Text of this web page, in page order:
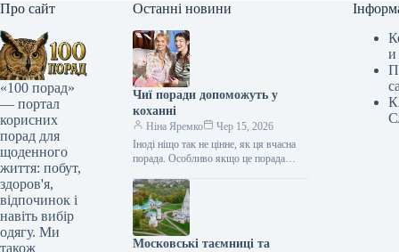
Про сайт
«100 порад»
— портал
корисних
порад для
щоденного
життя: побут,
здоров'я,
відпочинок і
навіть вибір
одягу. Ми
також
Останні новини
Чиї поради допоможуть у
коханні
Ніна Яремко
Чер 15, 2026
Іноді ніщо так не цінне, як ця вчасна
порада. Особливо якщо це порада
косметолога, тренера, стиліста…
Московські таємниці та
и